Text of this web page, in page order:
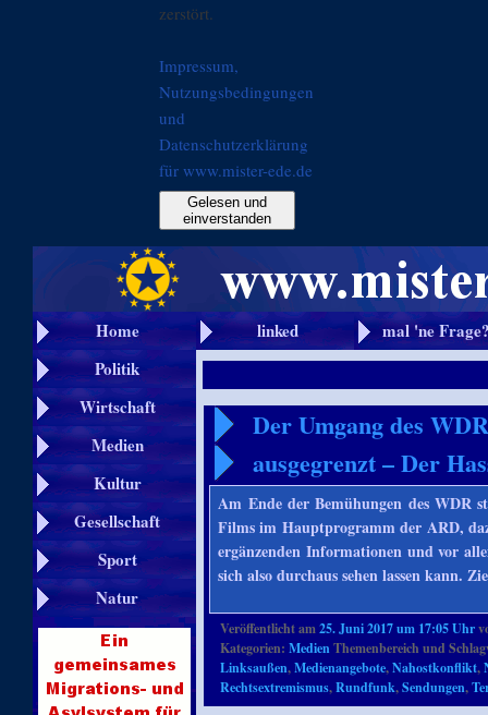
zerstört.
Impressum,
Nutzungsbedingungen
und
Datenschutzerklärung
für www.mister-ede.de
Gelesen und
einverstanden
Home linked
mal 'ne
Politik
Wirtschaft
Medien
Kultur
Gesellschaft
Sport
Natur
Der Umgang des
ausgegrenzt – Der
Am Ende der Bemühungen des WDR
Films im Hauptprogramm der ARD,
ergänzenden Informationen und vor
sich also durchaus sehen lassen kann.
Veröffentlicht am25. Juni 2017 um 17:05 Uhr
Kategorien:MedienThemenbereich und
Linksaußen,Medienangebote,Nahostkonflikt,
Rechtsextremismus,Rundfunk,Sendungen,